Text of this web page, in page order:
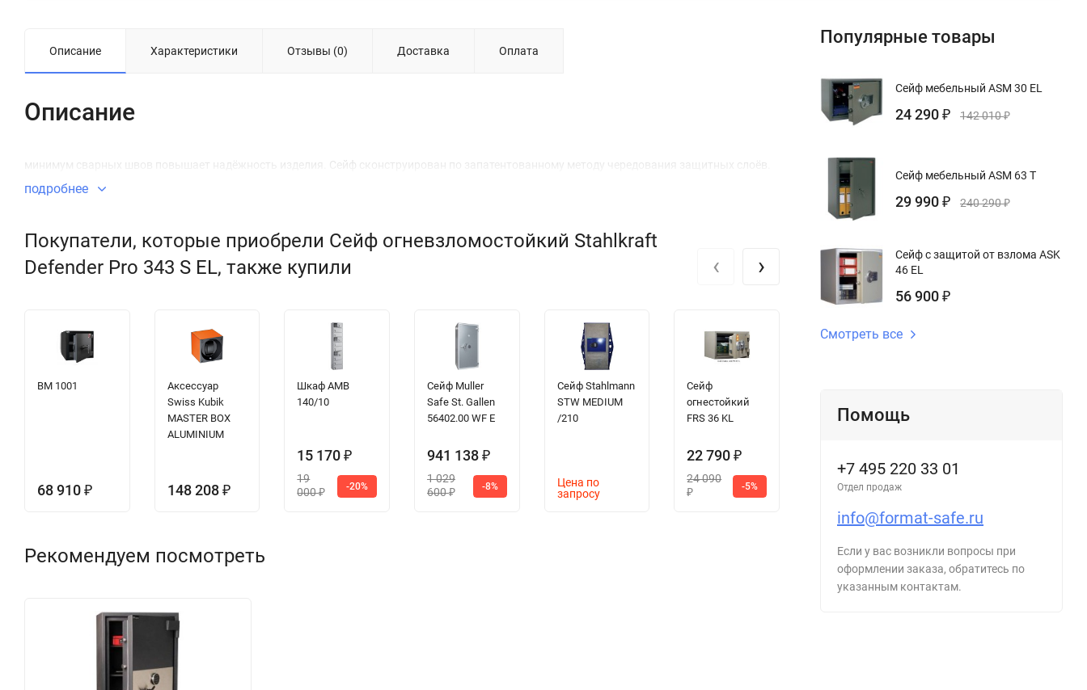
Описание Характеристики Отзывы (0) Доставка Оплата
Описание
минимум сварных швов повышает надёжность изделия. Сейф сконструирован по запатентованному методу чередования защитных слоёв.
подробнее
Покупатели, которые приобрели Сейф огневзломостойкий Stahlkraft
Defender Pro 343 S EL, также купили
BM 1001
68 910 ₽
Аксессуар
Swiss Kubik
MASTER BOX
ALUMINIUM
148 208 ₽
Шкаф AMB
140/10
15 170₽
19
000₽
-20%
Сейф Muller
Safe St. Gallen
56402.00 WF E
941 138 ₽
1 029
600₽
-8%
Сейф Stahlmann
STW MEDIUM
/210
Цена по
запросу
Сейф
огнестойкий
FRS 36 KL
22 790₽
24 090
₽
-5%
40703 black
Цена по
запросу
61 000
‹ ›
Рекомендуем посмотреть
Популярные товары
Сейф мебельный ASM 30 EL
24 290 ₽ 142 010₽
Сейф мебельный ASM 63 T
29 990 ₽ 240 290₽
Сейф с защитой от взлома ASK
46 EL
56 900 ₽
Смотреть все
Помощь
+7 495 220 33 01
Отдел продаж
info@format-safe.ru
Если у вас возникли вопросы при
оформлении заказа, обратитесь по
указанным контактам.